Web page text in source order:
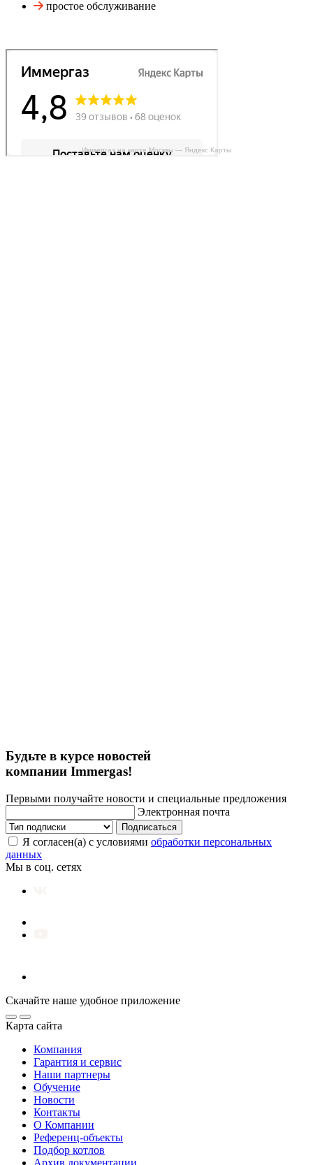
простое обслуживание
Иммергаз на карте Москвы — Яндекс Карты
Будьте в курсе новостей
компании Immergas!
Первыми получайте новости и специальные предложения
Электронная почта
Подписаться
Я согласен(а) с условиями обработки персональных
данных
Мы в соц. сетях
Скачайте наше удобное приложение
Карта сайта
Компания
Гарантия и сервис
Наши партнеры
Обучение
Новости
Контакты
О Компании
Референц-объекты
Подбор котлов
Архив документации